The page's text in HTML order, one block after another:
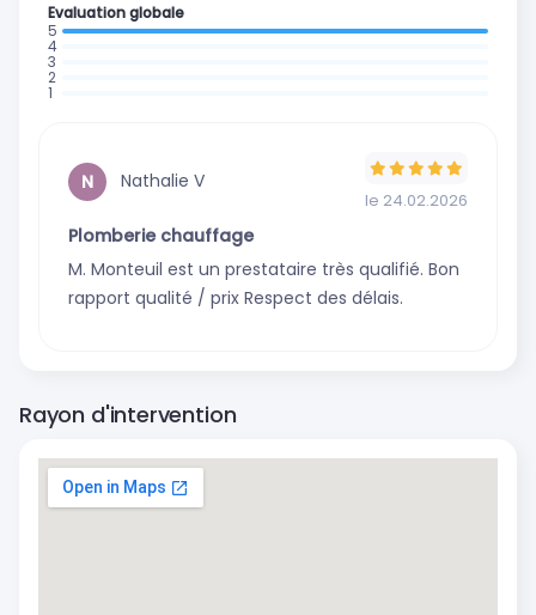
Evaluation globale
avis
avis
N Nathalie V
le 24.02.2026
Plomberie chauffage
M. Monteuil est un prestataire très qualifié. Bon
rapport qualité / prix Respect des délais.
Rayon d'intervention